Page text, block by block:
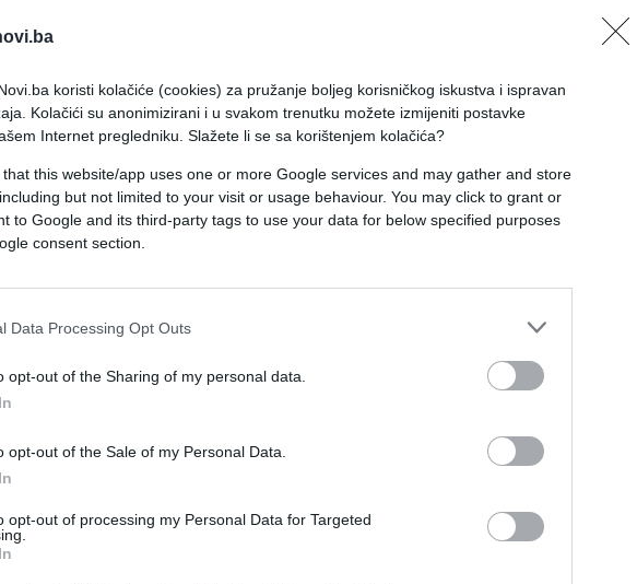
koristi kolačiće (cookies) za pružanje boljeg korisničkog iskustva i ispravan
Kolačići su anonimizirani i u svakom trenutku možete izmijeniti postavke
Internet pregledniku. Slažete li se sa korištenjem kolačića?
that this website/app uses one or more Google services and may gather and store
but not limited to your visit or usage behaviour. You may click to grant or
to Google and its third-party tags to use your data for below specified purposes
consent section.
Data Processing Opt Outs
opt-out of the Sharing of my personal data.
opt-out of the Sale of my Personal Data.
opt-out of processing my Personal Data for Targeted
sela u kojima se demonstriraju iskonski običaji,
nikako nemojte da propustite Piran -
na poluostrvu koje se proteže od Šarvinskih
1
2